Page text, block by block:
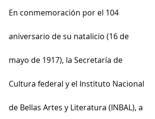
En conmemoración por el 104
aniversario de su natalicio (16 de
mayo de 1917), la Secretaría de
Cultura federal y el Instituto Nacional
de Bellas Artes y Literatura (INBAL), a